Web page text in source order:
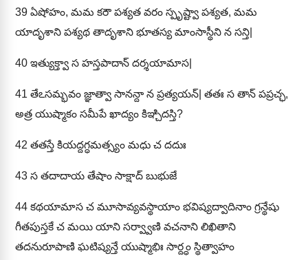
39 ఏషోహం, మమ కరౌ పశ్యత వరం స్పృష్ట్వా పశ్యత, మమ
యాదృశాని పశ్యథ తాదృశాని భూతస్య మాంసాస్థీని న సన్తి|
40 ఇత్యుక్త్వా స హస్తపాదాన్ దర్శయామాస|
41 తేఽసమ్భవం జ్ఞాత్వా సానన్దా న ప్రత్యయన్| తతః స తాన్ పప్రచ్ఛ,
అత్ర యుష్మాకం సమీపే ఖాద్యం కిఞ్చిదస్తి?
42 తతస్తే కియద్దగ్ధమత్స్యం మధు చ దదుః
43 స తదాదాయ తేషాం సాక్షాద్ బుభుజే
44 కథయామాస చ మూసావ్యవస్థాయాం భవిష్యద్వాదినాం గ్రన్థేషు
గీతపుస్తకే చ మయి యాని సర్వ్వాణి వచనాని లిఖితాని
తదనురూపాణి ఘటిష్యన్తే యుష్మాభిః సార్ద్ధం స్థిత్వాహం